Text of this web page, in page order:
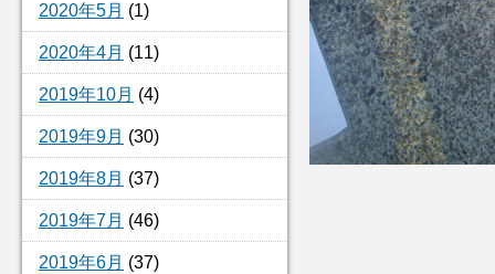
2020年5月 (1)
2020年4月 (11)
2019年10月 (4)
2019年9月 (30)
2019年8月 (37)
2019年7月 (46)
2019年6月 (37)